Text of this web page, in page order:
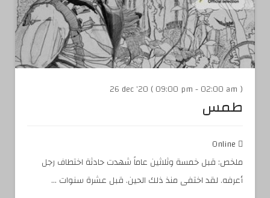
26 dec '20 ( 09:00 pm - 02:00 am )
طمس
ملخص: قبل خمسة وثلاثين عاماً شهدت حادثة اختطاف رجل
أعرفه. لقد اختفى منذ ذلك الحين. قبل عشرة سنوات ...